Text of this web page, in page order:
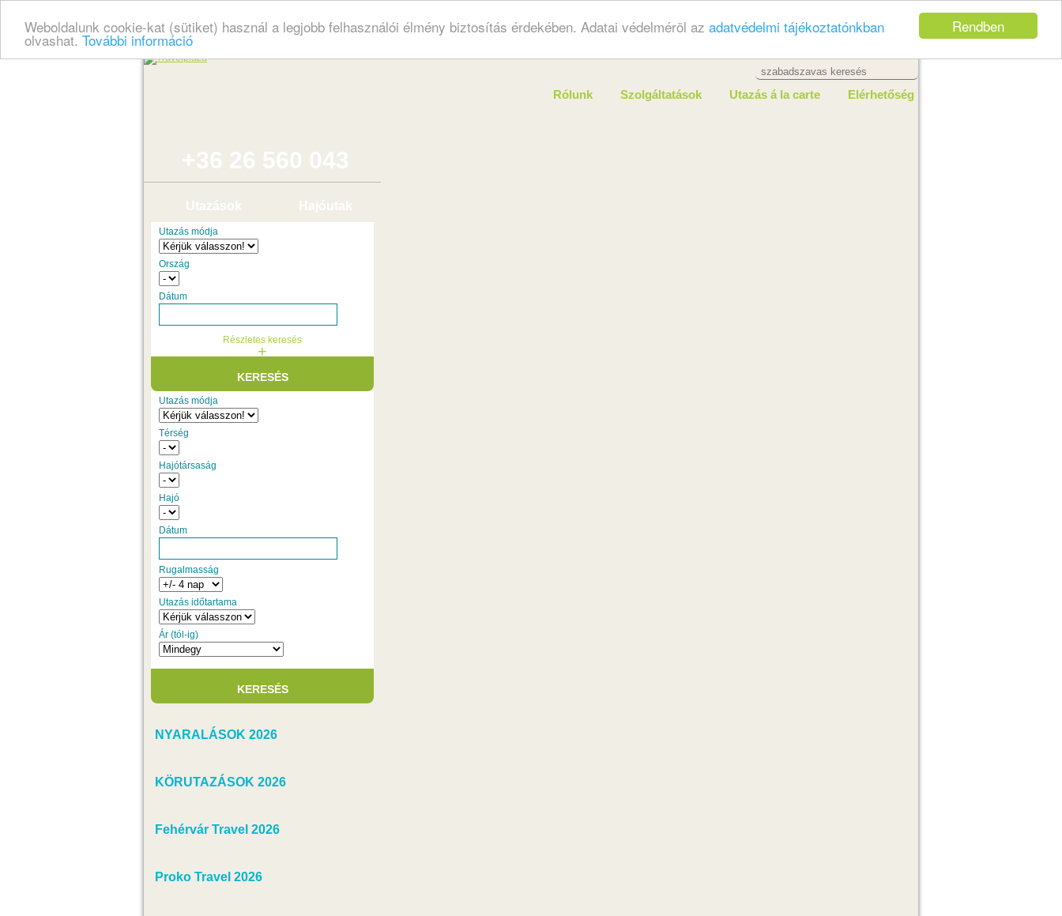
Rendben
Weboldalunk cookie-kat (sütiket) használ a legjobb felhasználói élmény biztosítás érdekében. Adatai védelméröl az adatvédelmi tájékoztatónkban
olvashat. További információ
Rólunk Szolgáltatások Utazás á la carte Elérhetőség
+36 26 560 043
Utazások Hajóutak
Utazás módja
Ország
Dátum
Részletes keresés
+
Utazás módja
Térség
Hajótársaság
Hajó
Dátum
Rugalmasság
Utazás időtartama
Ár (tól-ig)
NYARALÁSOK 2026
KÖRUTAZÁSOK 2026
Fehérvár Travel 2026
Proko Travel 2026